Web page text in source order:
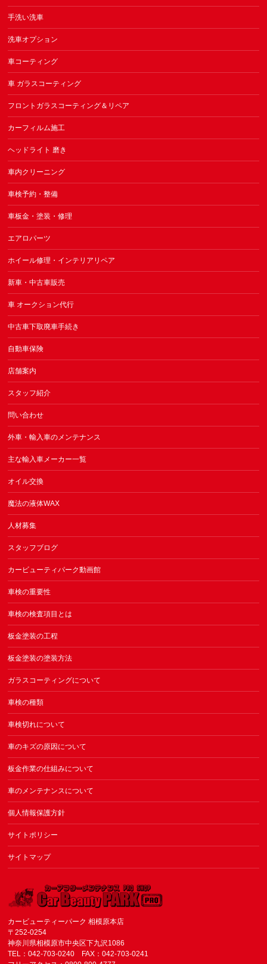
手洗い洗車
洗車オプション
車コーティング
車 ガラスコーティング
フロントガラスコーティング＆リペア
カーフィルム施工
ヘッドライト 磨き
車内クリーニング
車検予約・整備
車板金・塗装・修理
エアロパーツ
ホイール修理・インテリアリペア
新車・中古車販売
車 オークション代行
中古車下取廃車手続き
自動車保険
店舗案内
スタッフ紹介
問い合わせ
外車・輸入車のメンテナンス
主な輸入車メーカー一覧
オイル交換
魔法の液体WAX
人材募集
スタッフブログ
カービューティパーク動画館
車検の重要性
車検の検査項目とは
板金塗装の工程
板金塗装の塗装方法
ガラスコーティングについて
車検の種類
車検切れについて
車のキズの原因について
板金作業の仕組みについて
車のメンテナンスについて
個人情報保護方針
サイトポリシー
サイトマップ
カービューティーパーク 相模原本店
〒252-0254
神奈川県相模原市中央区下九沢1086
TEL：042-703-0240 FAX：042-703-0241